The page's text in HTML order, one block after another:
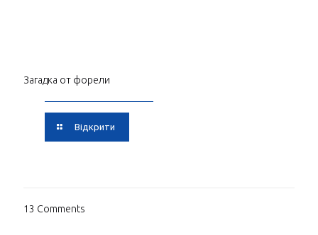
Загадка от форели
Відкрити
13 Comments